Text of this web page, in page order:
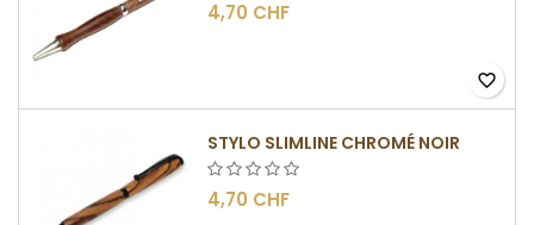
4,70 CHF
favorite_border
STYLO SLIMLINE CHROMÉ NOIR
4,70 CHF